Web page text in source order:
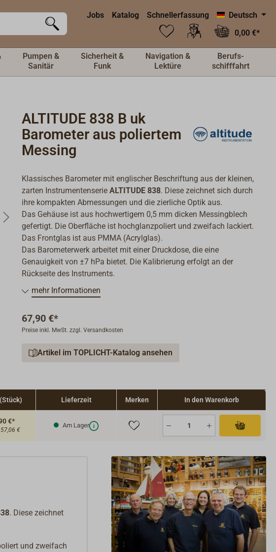
Jobs Katalog Schnellerfassung
Deutsch
0,00 €*
Pumpen &
Sanitär
Sicherheit &
Funk
Navigation &
Lektüre
Berufs-
schifffahrt
ALTITUDE 838 B uk
Barometer aus poliertem
Messing
Klassisches Barometer mit englischer Beschriftung aus der kleinen,
zarten Instrumentenserie ALTITUDE 838. Diese zeichnet sich durch
ihre kompakten Abmessungen und die zierliche Optik aus.
Das Gehäuse ist aus hochwertigem 0,5 mm dicken Messingblech
gefertigt. Die Oberfläche ist hochglanzpoliert und zweifach lackiert.
Das Frontglas ist aus PMMA (Acrylglas).
Das Barometerwerk arbeitet mit einer Druckdose, die eine
Genauigkeit von ±7 hPa bietet. Die Kalibrierung erfolgt an der
Rückseite des Instruments.
mehr Informationen
67,90 €*
Preise inkl. MwSt. zzgl. Versandkosten
Artikel im TOPLICHT-Katalog ansehen
Lieferzeit Merken In den Warenkorb
€*
57,06 €
Am Lager
. Diese zeichnet
und zweifach